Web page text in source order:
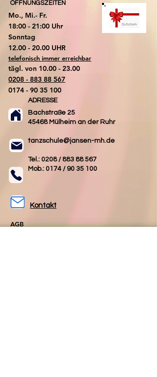
ÖFFNUNGSZEITEN
Mo., Mi.- Fr.
18:00 - 21:00 Uhr
​Sonntag
​12.00 - 20.00 UHR
telefonisch immer erreichbar
tägl. von 10.00 - 23.00
0208 - 883 88 567
0174 - 90 35 100
ADRESSE
Bachstraße 25
45468 Mülheim an der Ruhr
tanzschule@jansen-mh.de
Tel.: 0208 / 883 88 567
Mob.: 0174 / 90 35 100
Kontakt
AGB